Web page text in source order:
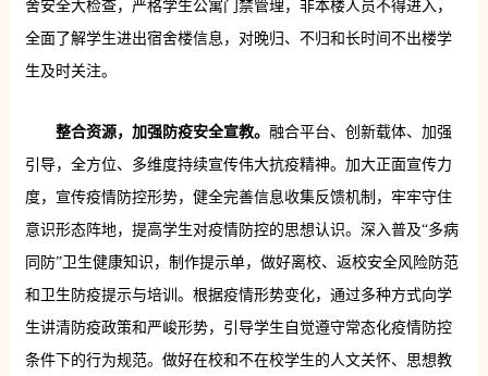
舍安全大检查，严格学生公寓门禁管理，非本楼人员不得进入，
全面了解学生进出宿舍楼信息，对晚归、不归和长时间不出楼学
生及时关注。
整合资源，加强防疫安全宣教。 融合平台、创新载体、加强
引导，全方位、多维度持续宣传伟大抗疫精神。加大正面宣传力
度，宣传疫情防控形势，健全完善信息收集反馈机制，牢牢守住
意识形态阵地，提高学生对疫情防控的思想认识。深入普及“多病
同防”卫生健康知识，制作提示单，做好离校、返校安全风险防范
和卫生防疫提示与培训。根据疫情形势变化，通过多种方式向学
生讲清防疫政策和严峻形势，引导学生自觉遵守常态化疫情防控
条件下的行为规范。做好在校和不在校学生的人文关怀、思想教